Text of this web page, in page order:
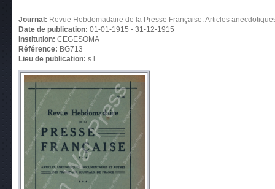
Journal: Revue Hebdomadaire de la Presse Française. Articles
Date de publication: 01-01-1915 - 31-12-1915
Institution: CEGESOMA
Référence: BG713
Lieu de publication: s.l.